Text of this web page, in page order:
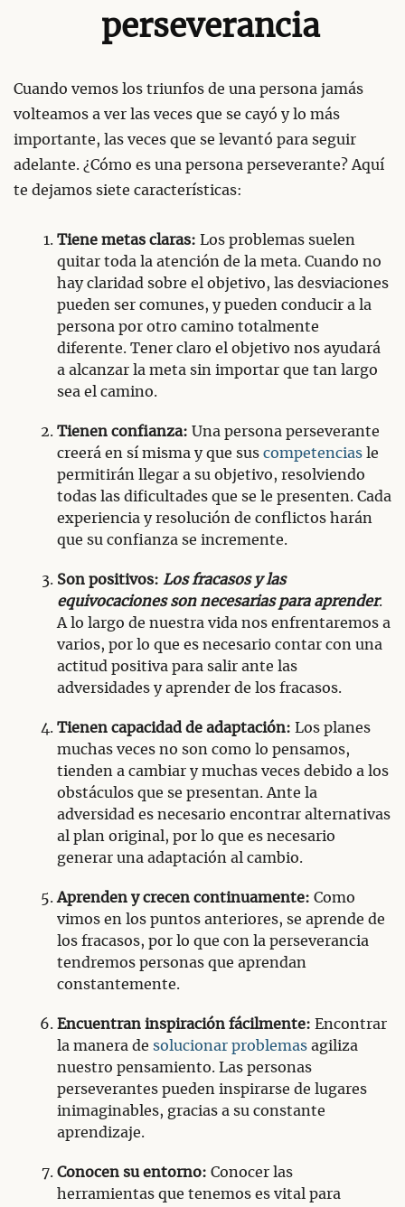
perseverancia
Cuando vemos los triunfos de una persona jamás
volteamos a ver las veces que se cayó y lo más
importante, las veces que se levantó para seguir
adelante. ¿Cómo es una persona perseverante? Aquí
te dejamos siete características:
Tiene metas claras: Los problemas suelen
quitar toda la atención de la meta. Cuando no
hay claridad sobre el objetivo, las desviaciones
pueden ser comunes, y pueden conducir a la
persona por otro camino totalmente
diferente. Tener claro el objetivo nos ayudará
a alcanzar la meta sin importar que tan largo
sea el camino.
Tienen confianza: Una persona perseverante
creerá en sí misma y que sus competencias le
permitirán llegar a su objetivo, resolviendo
todas las dificultades que se le presenten. Cada
experiencia y resolución de conflictos harán
que su confianza se incremente.
Son positivos: Los fracasos y las
equivocaciones son necesarias para aprender.
A lo largo de nuestra vida nos enfrentaremos a
varios, por lo que es necesario contar con una
actitud positiva para salir ante las
adversidades y aprender de los fracasos.
Tienen capacidad de adaptación: Los planes
muchas veces no son como lo pensamos,
tienden a cambiar y muchas veces debido a los
obstáculos que se presentan. Ante la
adversidad es necesario encontrar alternativas
al plan original, por lo que es necesario
generar una adaptación al cambio.
Aprenden y crecen continuamente: Como
vimos en los puntos anteriores, se aprende de
los fracasos, por lo que con la perseverancia
tendremos personas que aprendan
constantemente.
Encuentran inspiración fácilmente: Encontrar
la manera de solucionar problemas agiliza
nuestro pensamiento. Las personas
perseverantes pueden inspirarse de lugares
inimaginables, gracias a su constante
aprendizaje.
Conocen su entorno: Conocer las
herramientas que tenemos es vital para